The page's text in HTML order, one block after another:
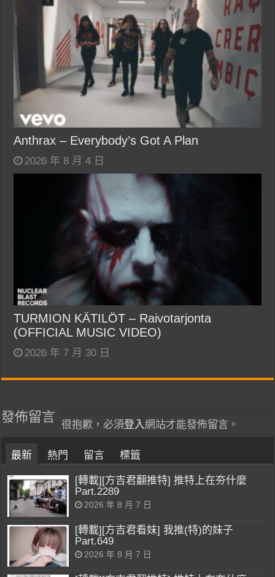
Anthrax – Everybody’s Got A Plan
2026 年 8 月 4 日
TURMION KÄTILÖT – Raivotarjonta
(OFFICIAL MUSIC VIDEO)
2026 年 7 月 30 日
發佈留言
很抱歉，必須登入網站才能發佈留言。
最新 熱門 留言 標籤
[轉載][方吉君翻推特] 推特上在夯什麼
Part.2289
2026 年 8 月 7 日
[轉載][方吉君看妹] 我推(特)的妹子
Part.649
2026 年 8 月 7 日